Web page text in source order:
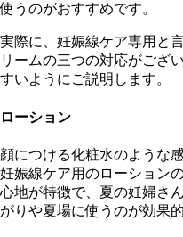
使うのがおすすめです。
実際に、妊娠線ケア専用と
リームの三つの対応がござ
すいようにご説明します。
ローション
顔につける化粧水のような
妊娠線ケア用のローション
心地が特徴で、夏の妊婦さ
がりや夏場に使うのが効果